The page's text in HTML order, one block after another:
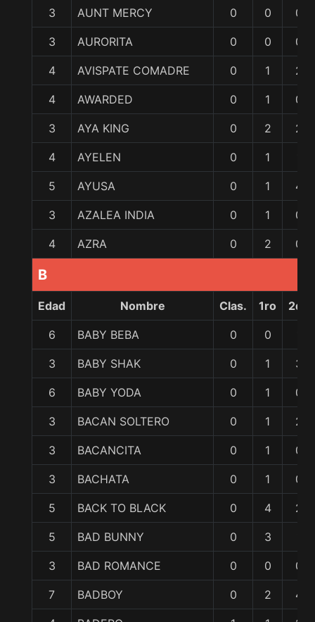
3 AUNT MERCY 0 0 0
3 AURORITA 0 0 0
4 AVISPATE COMADRE 0 1 2
4 AWARDED 0 1 0
3 AYA KING 0 2 2
4 AYELEN 0 1
5 AYUSA 0 1 4
3 AZALEA INDIA 0 1 0
4 AZRA 0 2 0
B
Edad Nombre Clas. 1ro 2do
6 BABY BEBA 0 0
3 BABY SHAK 0 1 3
6 BABY YODA 0 1 0
3 BACAN SOLTERO 0 1 2
3 BACANCITA 0 1 0
3 BACHATA 0 1 0
5 BACK TO BLACK 0 4 2
5 BAD BUNNY 0 3
3 BAD ROMANCE 0 0 0
7 BADBOY 0 2 4